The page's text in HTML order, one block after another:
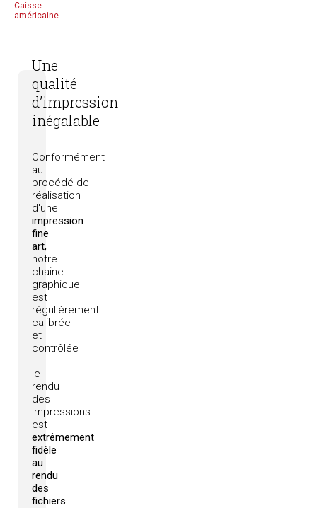
Caisse
américaine
Une
qualité
d’impression
inégalable
Conformément
au
procédé de
réalisation
d'une
impression
fine
art,
notre
chaine
graphique
est
régulièrement
calibrée
et
contrôlée
:
le
rendu
des
impressions
est
extrêmement
fidèle
au
rendu
des
fichiers.